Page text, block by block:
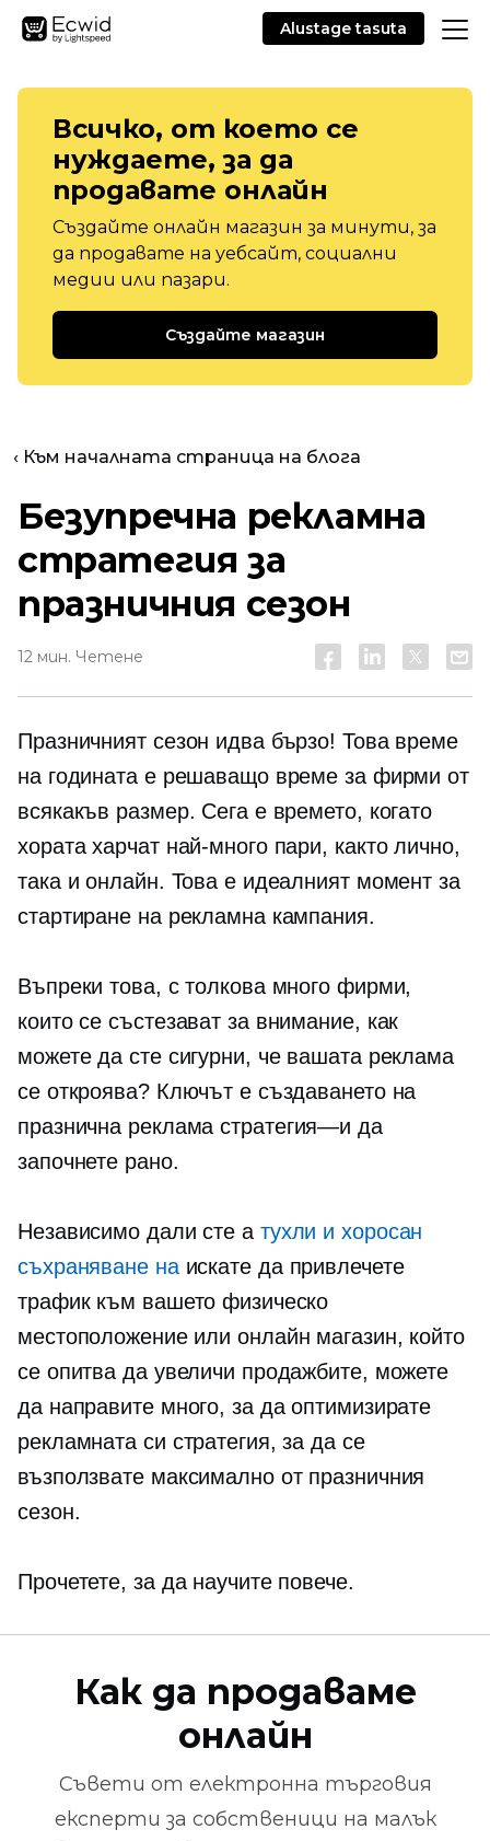
Alustage tasuta
Всичко, от което се
нуждаете, за да
продавате онлайн
Създайте онлайн магазин за минути, за
да продавате на уебсайт, социални
медии или пазари.
Създайте магазин
‹ Към началната страница на блога
Безупречна рекламна
стратегия за
празничния сезон
12 мин. Четене
Празничният сезон идва бързо! Това време
на годината е решаващо време за фирми от
всякакъв размер. Сега е времето, когато
хората харчат най-много пари, както лично,
така и онлайн. Това е идеалният момент за
стартиране на рекламна кампания.
Въпреки това, с толкова много фирми,
които се състезават за внимание, как
можете да сте сигурни, че вашата реклама
се откроява? Ключът е създаването на
празнична рекламастратегия—и да
започнете рано.
Независимо дали сте а тухли и хоросан
съхраняване наискате да привлечете
трафик към вашето физическо
местоположение или онлайн магазин, който
се опитва да увеличи продажбите, можете
да направите много, за да оптимизирате
рекламната си стратегия, за да се
възползвате максимално от празничния
сезон.
Прочетете, за да научите повече.
Как да продаваме
онлайн
Съвети от електронна търговия
експерти за собственици на малък